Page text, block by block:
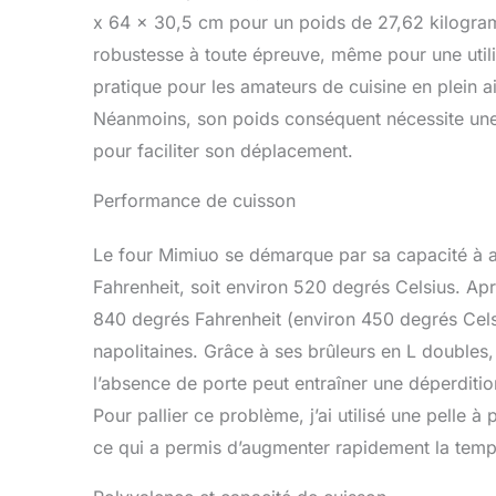
bon
de deux
minutes
Celsius, la
temps.
à pizza en
(jusqu'à
plausible de
une croûte
minutes
fraîches/
nettoyage
petite
x 64 x 30,5 cm pour un poids de 27,62
robustesse à toute épreuve, même pour une
pratique pour les amateurs de cuisine en plein
Néanmoins, son poids conséquent nécessite
pour faciliter son déplacement.
Performance de cuisson
Le four Mimiuo se démarque par sa capacité à
Fahrenheit, soit environ 520 degrés Celsius.
840 degrés Fahrenheit (environ 450 degrés
napolitaines. Grâce à ses brûleurs en L
l’absence de porte peut entraîner une
Pour pallier ce problème, j’ai utilisé une pelle
ce qui a permis d’augmenter rapidement la